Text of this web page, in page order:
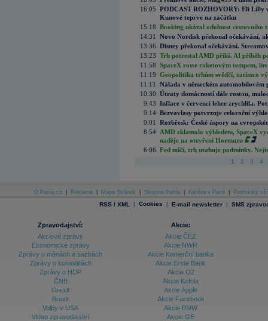
16:05 PODCAST ROZHOVORY: Eli Lilly
Kunové teprve na začátku
15:18 Booking ukázal odolnost cestovního
14:31
Novo Nordisk překonal očekávání,
13:36 Disney překonal očekávání.
13:23 Trh potrestal AMD příliš. AI příběh
11:58 SpaceX roste raketovým tempem,
11:19 Geopolitika trhům svědčí, zatímco
11:11
Nálada v německém automobilovém
10:30 Útraty domácností dále rostou,
9:43 Inflace v červenci lehce zrychlila.
9:14 Bezvavlasy potvrzuje celoroční
9:01
Rozbřesk: České úspory na
8:54 AMD zklamalo výhledem, SpaceX
naděje na otevření Hormuzu
6:06 Fed mlčí, trh utahuje podmínky.
1 2 3 4
O Patria.cz Reklama Mapa Stránek Skupina Patria Kariéra v Patrii Podmínky
RSS / XML | Cookies | E-mail newsletter | SMS
Zpravodajství:
Akciové zprávy
Ekonomické zprávy
Zprávy o měnách a sazbách
Zprávy o komoditách
Zprávy o HDP
ČNB
Grexit
Brexit
Volby v USA
Video zpravodajství
Akcie:
Akcie ČEZ
Akcie NWR
Akcie Komerční banka
Akcie Erste Bank
Akcie O2
Akcie Kofola
Akcie Apple
Akcie Facebook
Akcie BMW
Akcie GE